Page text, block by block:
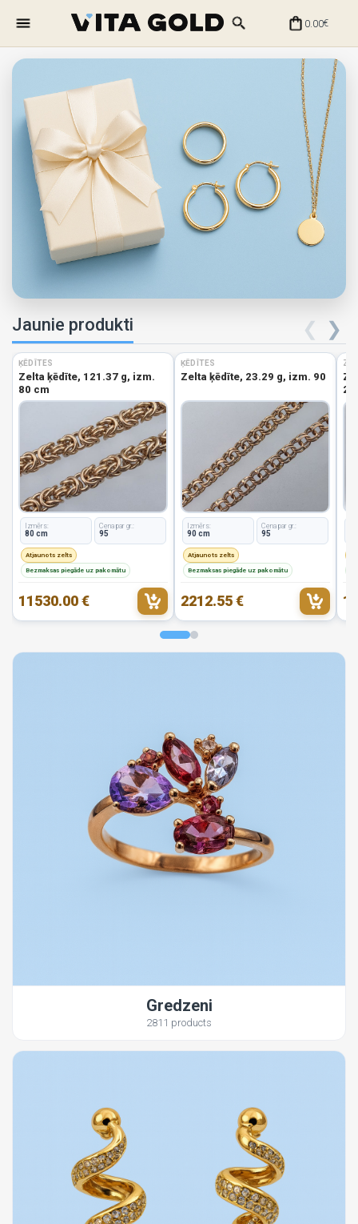
0.00€
Jaunie produkti ❮ ❯
ĶĒDĪTES
Zelta ķēdīte, 121.37 g, izm.
80 cm
Izmērs:
80 cm
Cena par gr.:
95
Atjaunots zelts
Bezmaksas piegāde uz pakomātu
11530.00 €
ĶĒDĪTES
Zelta ķēdīte, 23.29 g, izm. 90
Izmērs:
90 cm
Cena par gr.:
95
Atjaunots zelts
Bezmaksas piegāde uz pakomātu
2212.55 €
Gredzeni
2811 products